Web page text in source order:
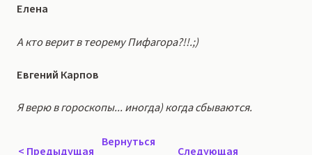
Елена
А кто верит в теорему Пифагора?!!.;)
Евгений Карпов
Я верю в гороскопы... иногда) когда сбываются.
< Предыдущая
Вернуться
Следующая